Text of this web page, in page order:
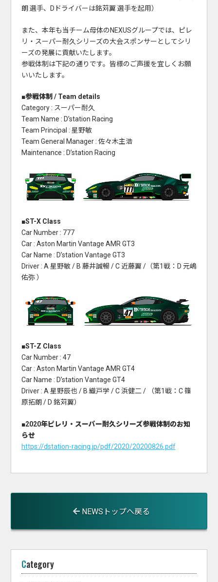
朗 選手、Dドライバーは銘苅翼 選手を起用）
また、本年も当チーム母体のNEXUSグループでは、ピレ
リ・スーパー耐久シリーズの大会スポンサーとしてシリ
ーズの発展に貢献いたします。
参戦体制は下記の通りです。皆様のご声援を宜しくお願
いいたします。
■参戦体制 / Team details
Category : スーパー耐久
Team Name : D’station Racing
Team Principal : 星野敏
Team General Manager : 佐々木主浩
Maintenance : D’station Racing
■ST-X Class
Car Number : 777
Car : Aston Martin Vantage AMR GT3
Car Name : D’station Vantage GT3
Driver : A 星野敏 / B 藤井誠暢 / C 近藤翼 /（第1戦：D 元嶋
佑弥 ）
■ST-Z Class
Car Number : 47
Car : Aston Martin Vantage AMR GT4
Car Name : D’station Vantage GT4
Driver : A 星野辰也 / B 織戸学 / C 浜健二 / （第1戦：C 篠
原拓朗 / D 銘苅翼）
■2020年ピレリ・スーパー耐久シリーズ参戦体制のお知
らせ
https://dstation-racing.jp/pdf/2020/20200826.pdf
NEWSトップへ戻る
Category